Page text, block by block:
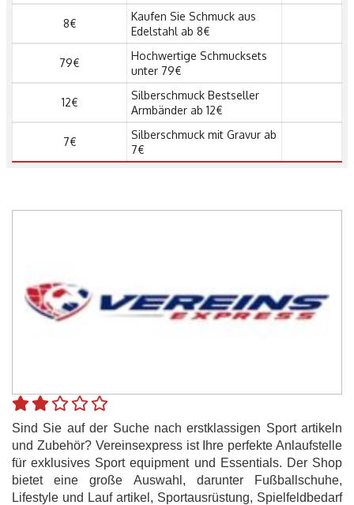
8€
Kaufen Sie Schmuck aus
Edelstahl ab 8€
79€
Hochwertige Schmucksets
unter 79€
12€
Silberschmuck Bestseller
Armbänder ab 12€
7€
Silberschmuck mit Gravur ab
7€
Sind Sie auf der Suche nach erstklassigen Sport artikeln
und Zubehör? Vereinsexpress ist Ihre perfekte Anlaufstelle
für exklusives Sport equipment und Essentials. Der Shop
bietet eine große Auswahl, darunter Fußballschuhe,
Lifestyle und Lauf artikel, Sportausrüstung, Spielfeldbedarf